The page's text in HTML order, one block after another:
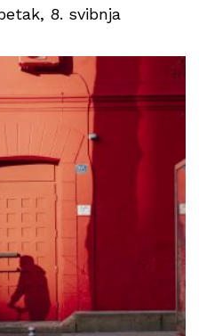
8. svibnja